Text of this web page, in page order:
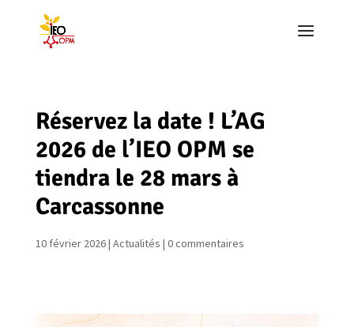
Réservez la date ! L’AG
2026 de l’IEO OPM se
tiendra le 28 mars à
Carcassonne
10 février 2026| Actualités | 0 commentaires